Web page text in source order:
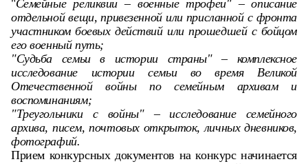
"Семейные реликвии – военные трофеи" – описание
отдельной вещи, привезенной или присланной с фронта
участником боевых действий или прошедшей с бойцом
его военный путь;
"Судьба семьи в истории страны" – комплексное
исследование истории семьи во время Великой
Отечественной войны по семейным архивам и
воспоминаниям;
"Треугольники с войны" – исследование семейного
архива, писем, почтовых открыток, личных дневников,
фотографий.
Прием конкурсных документов на конкурс начинается